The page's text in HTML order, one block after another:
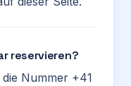
reservieren?
Nummer +41